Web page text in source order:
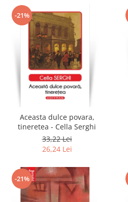
-21%
Aceasta dulce povara,
tineretea - Cella Serghi
33,22 Lei
26,24 Lei
-21%